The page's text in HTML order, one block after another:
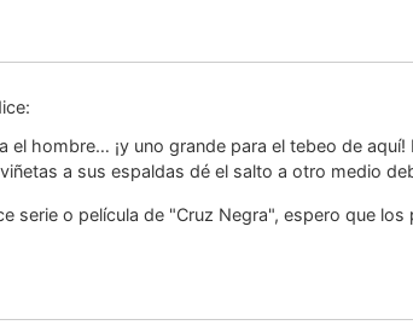
el hombre… ¡y uno grande para el tebeo de
a sus espaldas dé el salto a otro medio
serie o película de "Cruz Negra", espero que